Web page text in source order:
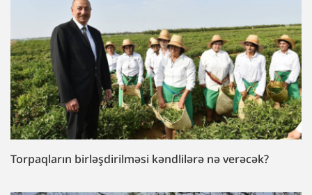
Torpaqların birləşdirilməsi kəndlilərə nə verəcək?